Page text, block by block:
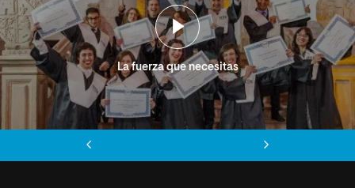
La fuerza que necesitas